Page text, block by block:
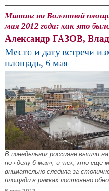
Митинг на Болотной
мая 2012 года: как это
Александр ГАЗОВ,
Место и дату встречи
площадь, 6 мая
В понедельник россияне вышли
по «делу 6 мая», и тех, кто еще
внимательно следила за
площади в рамках постоянно